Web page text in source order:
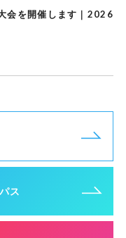
会を開催します｜2026
ス